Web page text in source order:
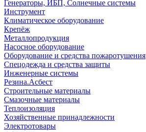
Генераторы, ИБП, Солнечные системы
Инструмент
Климатическое оборудование
Крепёж
Металлопродукция
Насосное оборудование
Оборудование и средства пожаротушения
Спецодежда и средства защиты
Инженерные системы
Резина.Асбест
Строительные материалы
Смазочные материалы
Теплоизоляция
Хозяйственные принадлежности
Электротовары